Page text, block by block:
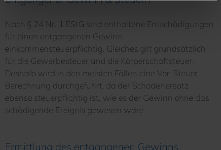
Nach § 24 Nr. 1 EStG sind enthaltene Entschädigungen
für einen entgangenen Gewinn
einkommensteuerpflichtig. Gleiches gilt grundsätzlich
für die Gewerbesteuer und die Körperschaftsteuer.
Deshalb wird in den meisten Fällen eine Vor-Steuer-
Berechnung durchgeführt, da der Schadenersatz
ebenso steuerpflichtig ist, wie es der Gewinn ohne das
schädigende Ereignis gewesen wäre.
Ermittlung des entgangenen Gewinns